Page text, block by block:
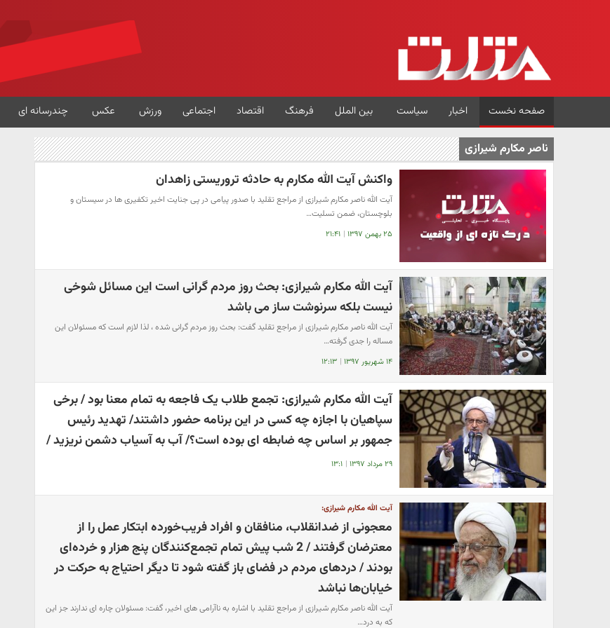
صفحه نخست اخبار سیاست بین الملل فرهنگ اقتصاد اجتماعی ورزش عکس چندرسانه ای
ناصر مکارم شیرازی
واکنش آیت الله مکارم به حادثه تروریستی زاهدان
آیت الله ناصر مکارم شیرازی از مراجع تقلید با صدور پیامی در پی جنایت اخیر تکفیری ها در سیستان و
بلوچستان، ضمن تسلیت…
۲۵ بهمن ۱۳۹۷ | ۲۱:۴۱
آیت الله مکارم شیرازی: بحث روز مردم گرانی است این مسائل شوخی
نیست بلکه سرنوشت ساز می باشد
آیت الله ناصر مکارم شیرازی از مراجع تقلید گفت: بحث روز مردم گرانی شده ، لذا لازم است که مسئولان این
مساله را جدی گرفته…
۱۴ شهریور ۱۳۹۷ | ۱۲:۱۳
آیت الله مکارم شیرازی: تجمع طلاب یک فاجعه به تمام معنا بود / برخی
سپاهیان با اجازه چه کسی در این برنامه حضور داشتند/ تهدید رئیس
جمهور بر اساس چه ضابطه ای بوده است؟/ آب به آسیاب دشمن نریزید /
۲۹ مرداد ۱۳۹۷ | ۱۳:۱
آیت الله مکارم شیرازی:
معجونی از ضدانقلاب، منافقان و افراد فریب‌خورده ابتکار عمل را از
معترضان گرفتند / 2 شب پیش تمام تجمع‌کنندگان پنج هزار و خرده‌ای
بودند / دردهای مردم در فضای باز گفته شود تا دیگر احتیاج به حرکت در
خیابان‌ها نباشد
آیت الله ناصر مکارم شیرازی از مراجع تقلید با اشاره به ناآرامی های اخیر، گفت: مسئولان چاره ای ندارند جز این
که به درد…